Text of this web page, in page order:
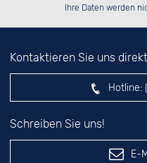
Ihre Daten werden
Kontaktieren Sie uns
Hotline:
Schreiben Sie uns!
E-